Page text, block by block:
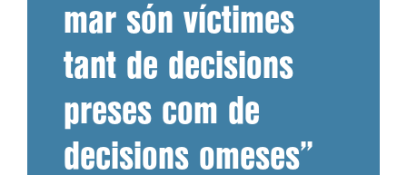
mar són víctimes
tant de decisions
preses com de
decisions omeses”